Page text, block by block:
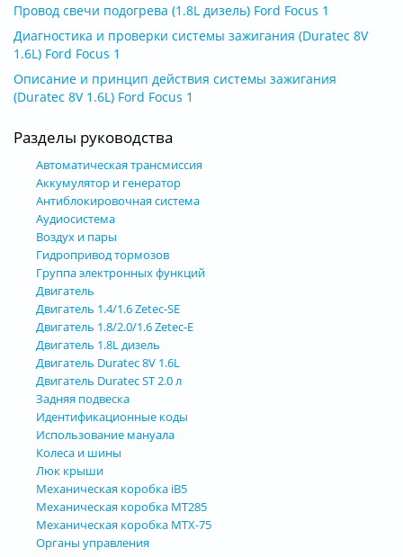
Провод свечи подогрева (1.8L дизель) Ford Focus 1
Диагностика и проверки системы зажигания (Duratec 8V
1.6L) Ford Focus 1
Описание и принцип действия системы зажигания
(Duratec 8V 1.6L) Ford Focus 1
Разделы руководства
Автоматическая трансмиссия
Аккумулятор и генератор
Антиблокировочная система
Аудиосистема
Воздух и пары
Гидропривод тормозов
Группа электронных функций
Двигатель
Двигатель 1.4/1.6 Zetec-SE
Двигатель 1.8/2.0/1.6 Zetec-E
Двигатель 1.8L дизель
Двигатель Duratec 8V 1.6L
Двигатель Duratec ST 2.0 л
Задняя подвеска
Идентификационные коды
Использование мануала
Колеса и шины
Люк крыши
Механическая коробка iB5
Механическая коробка MT285
Механическая коробка MTX-75
Органы управления